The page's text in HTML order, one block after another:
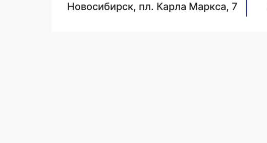
Новосибирск, пл. Карла Маркса, 7